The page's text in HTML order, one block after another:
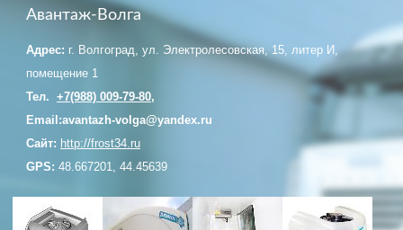
Eberspacher
ГИДРОБОРТА
КОНТАКТЫ
Авантаж-Волга
Адрес: г. Волгоград, ул. Электролесовская, 15, литер И,
помещение 1
Тел. +7(988) 009-79-80,
Email:avantazh-volga@yandex.ru
Сайт: http://frost34.ru
GPS: 48.667201, 44.45639